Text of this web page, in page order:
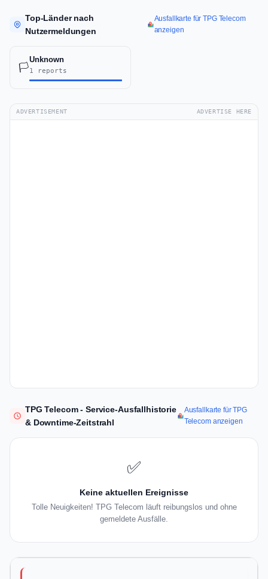
Top-Länder nach
Nutzermeldungen
Ausfallkarte für TPG Telecom
anzeigen
🏳️
Unknown
1 reports
ADVERTISEMENT ADVERTISE HERE
TPG Telecom - Service-Ausfallhistorie
& Downtime-Zeitstrahl
Ausfallkarte für TPG
Telecom anzeigen
✅
Keine aktuellen Ereignisse
Tolle Neuigkeiten! TPG Telecom läuft reibungslos und ohne
gemeldete Ausfälle.